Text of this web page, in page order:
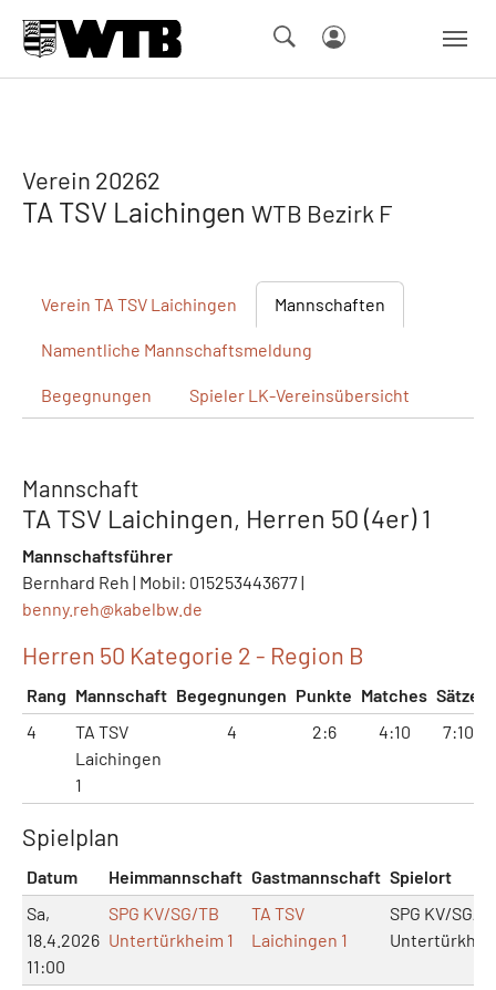
Verein 20262
TA TSV Laichingen WTB Bezirk F
Verein TA TSV Laichingen Mannschaften
Namentliche Mannschaftsmeldung
Begegnungen Spieler LK-Vereinsübersicht
Mannschaft
TA TSV Laichingen, Herren 50 (4er) 1
Mannschaftsführer
Bernhard Reh | Mobil: 015253443677 |
benny.reh@kabelbw.de
Herren 50 Kategorie 2 - Region B
Rang Mannschaft Begegnungen Punkte Matches Sätze
4
TA TSV
Laichingen
1
4 2:6 4:10 7:10
Spielplan
Datum Heimmannschaft Gastmannschaft Spielort
Sa,
18.4.2026
11:00
SPG KV/SG/TB
Untertürkheim 1
TA TSV
Laichingen 1
SPG KV/SG/